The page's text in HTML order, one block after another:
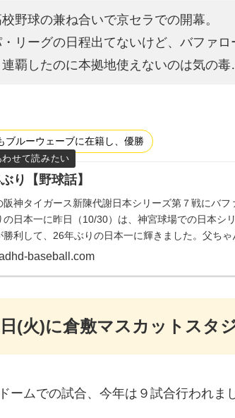
野球の兼ね合いで京セラでの開幕。
リーグの日程出てないけど、バファ
連覇したのに本拠地使えないのは気の毒
ブルーウェーブに在籍し、優勝
り【野球話】
阪神タイガース新陳代謝日本シリーズ第７戦にバフ
の日本一に昨日（10/30）は、神宮球場での日本シ
勝利して、26年ぶりの日本一に輝きました。父ち
タッフの皆...
baseball.com
(火)に倉敷マスカットスタ
ームでの試合、今年は９試合行われま